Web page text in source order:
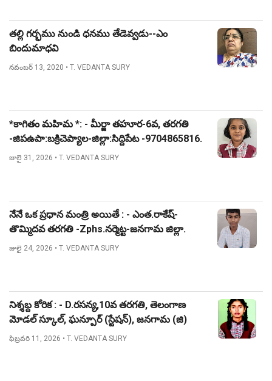
తల్లి గర్భము నుండి ధనము తేడెవ్వడు--ఎం
బిందుమాధవి
నవంబర్ 13, 2020 • T. VEDANTA SURY
*కాగితం మహిమ *: - మీర్జా తహూర-6వ, తరగతి
-జిపఉపా:బక్రిచెప్యాల-జిల్లా:సిద్దిపేట -9704865816.
జులై 31, 2026 • T. VEDANTA SURY
నేనే ఒక ప్రధాన మంత్రి అయితే : - ఎంత.రాకేష్-
తొమ్మిదవ తరగతి -Zphs.నర్మెట్ట-జనగామ జిల్లా.
జులై 24, 2026 • T. VEDANTA SURY
నిశ్శబ్ద కోరిక : - D.రసన్య,10వ తరగతి, తెలంగాణ
మోడల్ స్కూల్, ఘన్పూర్ (స్టేషన్), జనగామ (జి)
ఫిబ్రవరి 11, 2026 • T. VEDANTA SURY